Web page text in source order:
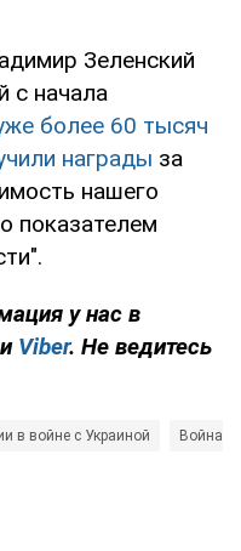
Зеленский
с начала
более 60 тысяч
награды за
нашего
показателем
у нас в
Viber. Не ведитесь
в войне с Украиной Война в